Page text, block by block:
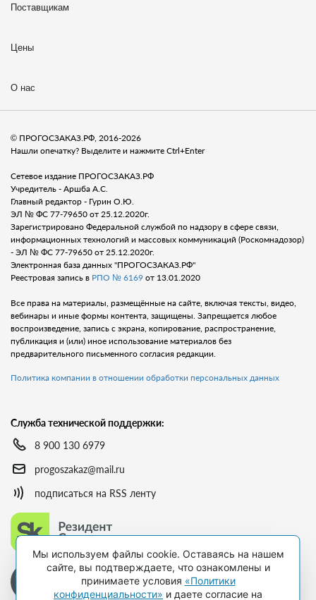
Поставщикам
Цены
О нас
© ПРОГОСЗАКАЗ.РФ, 2016-2026
Нашли опечатку? Выделите и нажмите Ctrl+Enter
Сетевое издание ПРОГОСЗАКАЗ.РФ
Учредитель - Аршба А.С.
Главный редактор - Гурин О.Ю.
ЭЛ № ФС 77-79650 от 25.12.2020г.
Зарегистрировано Федеральной службой по надзору в сфере связи,
информационных технологий и массовых коммуникаций (Роскомнадозор)
- ЭЛ № ФС 77-79650 от 25.12.2020г.
Электронная база данных "ПРОГОСЗАКАЗ.РФ"
Реестровая запись в РПО № 6169 от 13.01.2020
Все права на материалы, размещённые на сайте, включая тексты, видео,
вебинары и иные формы контента, защищены. Запрещается любое
воспроизведение, запись с экрана, копирование, распространение,
публикация и (или) иное использование материалов без
предварительного письменного согласия редакции.
Политика компании в отношении обработки персональных данных
Служба технической поддержки:
8 900 130 6979
progoszakaz@mail.ru
подписаться на RSS ленту
Мы используем файлы cookie. Оставаясь на нашем
сайте, вы подтверждаете, что ознакомлены и
принимаете условия «Политики
конфиденциальности» и даете согласие на